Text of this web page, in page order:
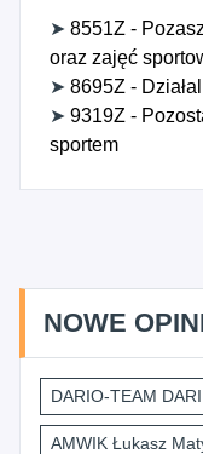
➤ 8551Z -
oraz zajęć
➤ 8695Z -
➤ 9319Z -
sportem
NOWE
DARIO-TEAM
AMWIK Łukasz